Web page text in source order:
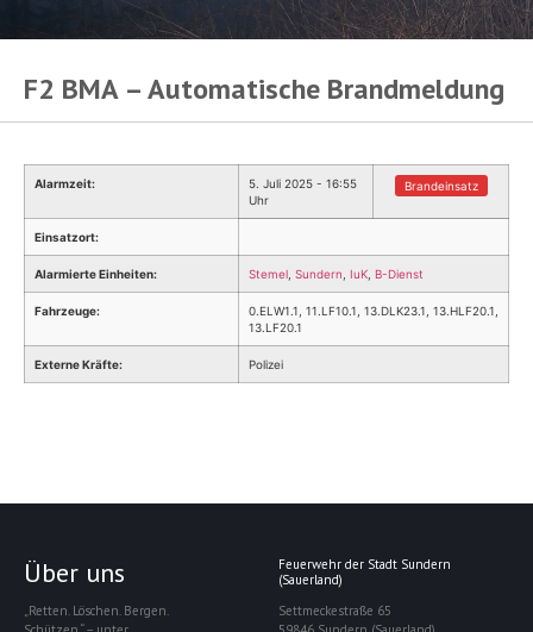
F2 BMA – Automatische Brandmeldung
Alarmzeit:
5. Juli 2025 - 16:55
Uhr
Brandeinsatz
Einsatzort:
Alarmierte Einheiten: Stemel Sundern IuK B-Dienst
Fahrzeuge:
0.ELW1.1, 11.LF10.1, 13.DLK23.1, 13.HLF20.1,
13.LF20.1
Externe Kräfte: Polizei
Über uns
„Retten. Löschen. Bergen.
Feuerwehr der Stadt Sundern
(Sauerland)
Settmeckestraße 65